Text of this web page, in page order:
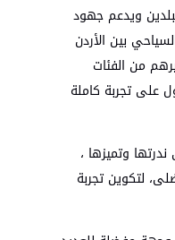
ويدعم جهود
بين الأردن
من الفئات
على تجربة كاملة
وتميزها ،
لتكوين تجربة